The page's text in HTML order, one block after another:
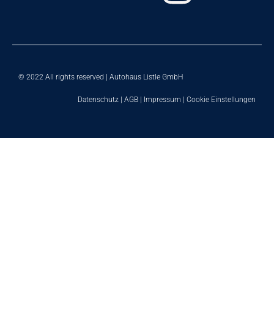
© 2022 All rights reserved | Autohaus Listle GmbH
Datenschutz AGB Impressum Cookie Einstellungen